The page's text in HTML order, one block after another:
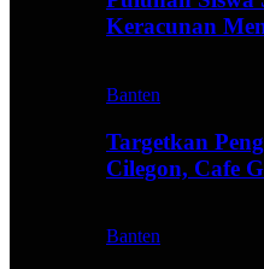
Keracunan
Banten
Targetkan
Cilegon, Cafe
Banten